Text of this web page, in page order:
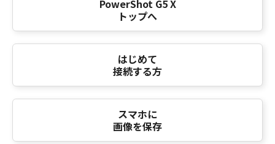
PowerShot G5 X
トップへ
はじめて
接続する方
スマホに
画像を保存